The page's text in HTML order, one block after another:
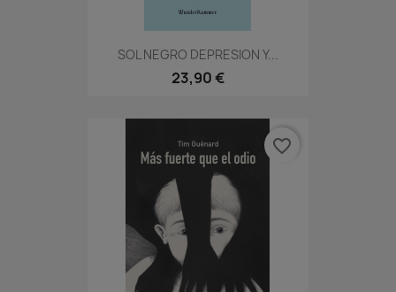
SOL NEGRO DEPRESION Y...
23,90 €
favorite_border